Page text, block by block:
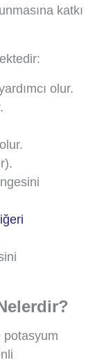
katkı
olur.
potasyum